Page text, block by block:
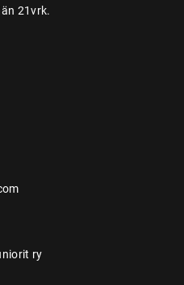
21vrk.
ry